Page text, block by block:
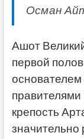
Осман
Ашот
первой
крепость
значительно